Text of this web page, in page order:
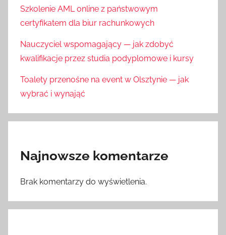
Szkolenie AML online z państwowym
certyfikatem dla biur rachunkowych
Nauczyciel wspomagający — jak zdobyć
kwalifikacje przez studia podyplomowe i kursy
Toalety przenośne na event w Olsztynie — jak
wybrać i wynająć
Najnowsze komentarze
Brak komentarzy do wyświetlenia.